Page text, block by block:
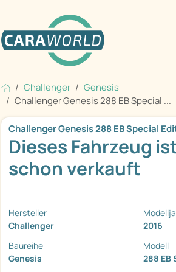
Challenger
Genesis
Challenger Genesis 288 EB Special ...
Challenger Genesis 288 EB Special
Dieses Fahrzeug
schon verkauft
Hersteller
Challenger
2016
Baureihe
Genesis
Modell
288 EB